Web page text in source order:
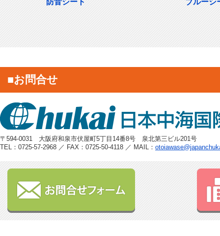
■お問合せ
〒594-0031 大阪府和泉市伏屋町5丁目14番8号 泉北第三ビル201号
TEL：0725-57-2968 ／ FAX：0725-50-4118 ／ MAIL：